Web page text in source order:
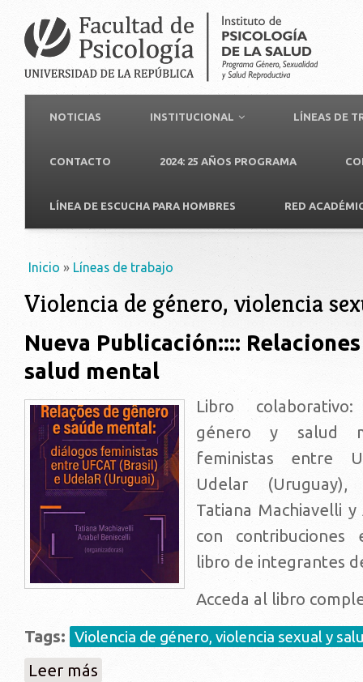
NOTICIAS INSTITUCIONAL LÍNEAS DE
CONTACTO 2024: 25 AÑOS PROGRAMA
LÍNEA DE ESCUCHA PARA HOMBRES RED
Usted está aquí
Inicio » Líneas de trabajo
Violencia de género, violencia
Nueva Publicación::::
salud mental
Libro
género y salud
feministas entre
Udelar
Tatiana Machiavelli
con
libro de integrantes
Acceda al libro
Tags: Violencia de género, violencia sexual y
Leer más